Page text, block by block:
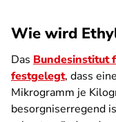
Wie wird
Das Bundesinstitut
festgelegt, dass
Mikrogramm je
besorgniserregend